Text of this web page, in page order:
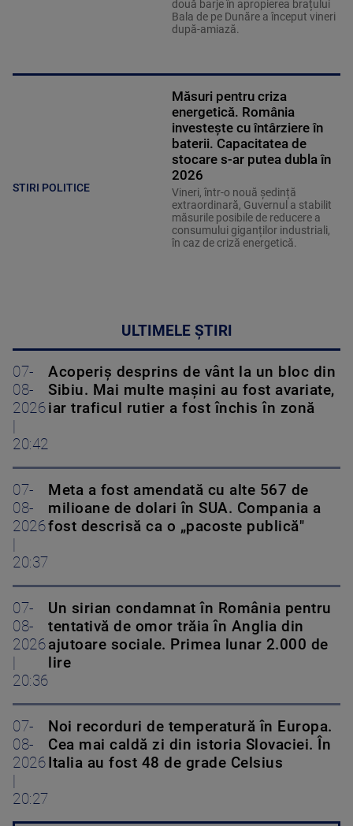
două barje în apropierea brațului
Bala de pe Dunăre a început vineri
după-amiază.
STIRI POLITICE
Măsuri pentru criza
energetică. România
investește cu întârziere în
baterii. Capacitatea de
stocare s-ar putea dubla în
2026
Vineri, într-o nouă ședință
extraordinară, Guvernul a stabilit
măsurile posibile de reducere a
consumului giganților industriali,
în caz de criză energetică.
ULTIMELE ȘTIRI
07-
08-
2026
20:42
Acoperiş desprins de vânt la un bloc din
Sibiu. Mai multe maşini au fost avariate,
iar traficul rutier a fost închis în zonă
07-
08-
2026
20:37
Meta a fost amendată cu alte 567 de
milioane de dolari în SUA. Compania a
fost descrisă ca o „pacoste publică"
07-
08-
2026
20:36
Un sirian condamnat în România pentru
tentativă de omor trăia în Anglia din
ajutoare sociale. Primea lunar 2.000 de
lire
07-
08-
2026
20:27
Noi recorduri de temperatură în Europa.
Cea mai caldă zi din istoria Slovaciei. În
Italia au fost 48 de grade Celsius